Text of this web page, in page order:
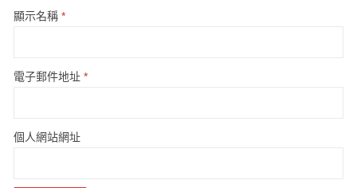
顯示名稱 *
電子郵件地址 *
個人網站網址